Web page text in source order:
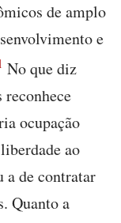
de amplo
e
No que diz
ocupação
ao
a de contratar
Quanto a